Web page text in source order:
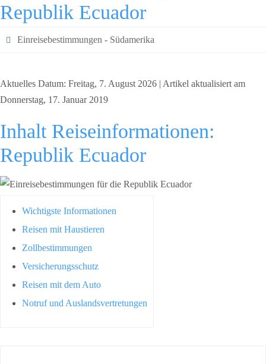
Republik Ecuador
Einreisebestimmungen - Südamerika
Aktuelles Datum: Freitag, 7. August 2026 | Artikel aktualisiert am
Donnerstag, 17. Januar 2019
Inhalt Reiseinformationen:
Republik Ecuador
Wichtigste Informationen
Reisen mit Haustieren
Zollbestimmungen
Versicherungsschutz
Reisen mit dem Auto
Notruf und Auslandsvertretungen